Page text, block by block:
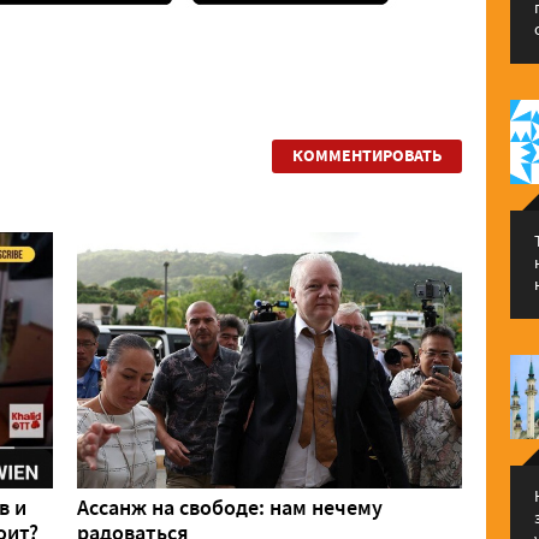
КОММЕНТИРОВАТЬ
и
Ассанж на свободе: нам нечему